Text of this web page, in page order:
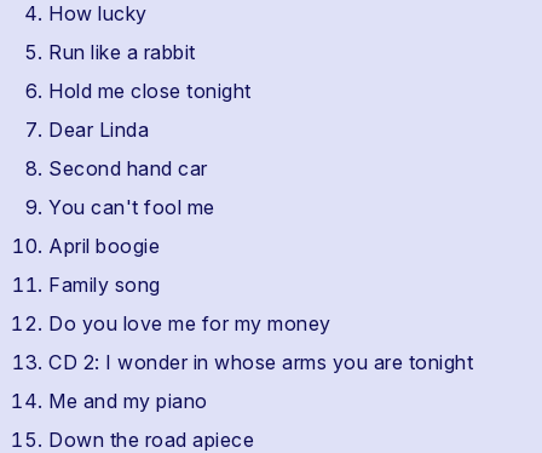
How lucky
Run like a rabbit
Hold me close tonight
Dear Linda
Second hand car
You can't fool me
April boogie
Family song
Do you love me for my money
CD 2: I wonder in whose arms you are tonight
Me and my piano
Down the road apiece